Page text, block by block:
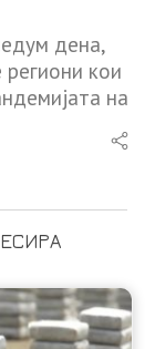
дена,
кои
на